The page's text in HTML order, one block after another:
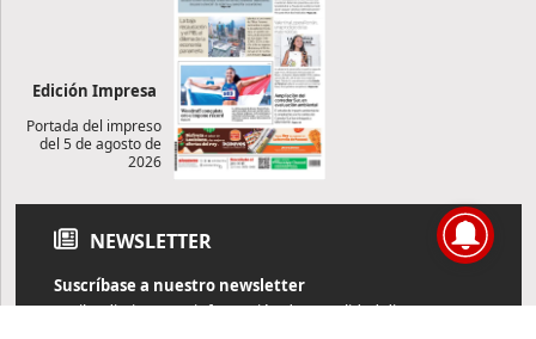
Edición Impresa
Portada del impreso
del 5 de agosto de
2026
NEWSLETTER
Suscríbase a nuestro newsletter
Reciba diariamente información de actualidad directamente en